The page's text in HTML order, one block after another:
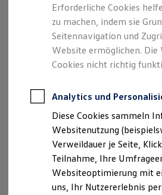
Leasing
Leasing-Angebote
Gebrauchtwagen
Junge
Elektroauto Leasing
Kleinwagen-Leasing
Leasing ohne
Autokredit mit
Versicherungen und
Kfz-Versicherung
Garantien
Wartungsverträge
Geschäftskunden
Professional Class
Großkunden
Behörden
Kompakt.
Der Taigo.
Erforderliche Cookies
zu machen, indem sie
Seitennavigation und
Website ermöglichen. Die
Cookies nicht richtig
Analytics und
Diese Cookies sammeln
Websitenutzung
Verweildauer je Seite,
Teilnahme, Ihre
Websiteoptimierung mit
uns, Ihr Nutzererlebnis